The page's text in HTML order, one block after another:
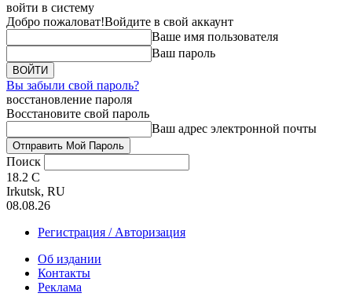
войти в систему
Добро пожаловат!Войдите в свой аккаунт
Ваше имя пользователя
Ваш пароль
Вы забыли свой пароль?
восстановление пароля
Восстановите свой пароль
Ваш адрес электронной почты
Поиск
18.2 C
Irkutsk, RU
08.08.26
Регистрация / Авторизация
Об издании
Контакты
Реклама